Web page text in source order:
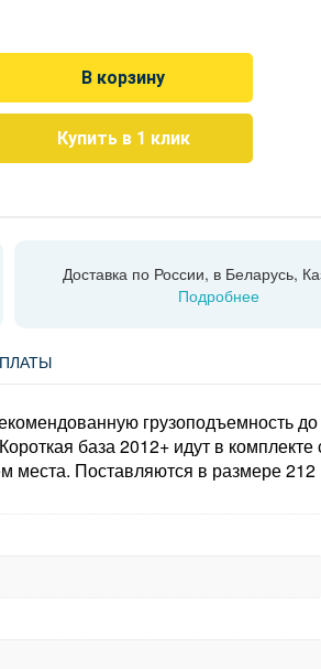
В корзину
Купить в 1 клик
Доставка по России, в Беларусь,
Подробнее
грузоподъемность
база 2012+ идут в комплекте
места. Поставляются в размере